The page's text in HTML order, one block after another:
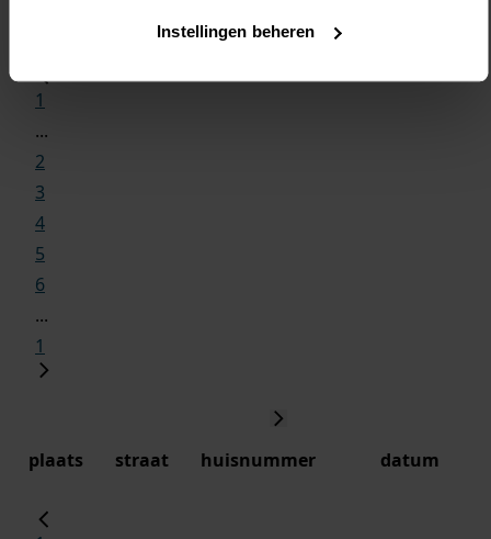
Instellingen beheren
1
...
2
3
4
5
6
...
1
plaats straat huisnummer datum